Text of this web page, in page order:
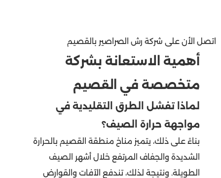
اتصل الأن على شركة رش الصراصير بالقصيم
أهمية الاستعانة بشركة
متخصصة في القصيم
لماذا تفشل الطرق التقليدية في
مواجهة حرارة الصيف؟
بناءً على ذلك، يتميز مناخ منطقة القصيم بالحرارة
الشديدة والجفاف المرتفع خلال أشهر الصيف
الطويلة. ونتيجة لذلك، تندفع الآفات والقوارض